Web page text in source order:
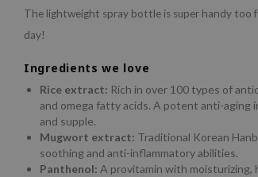
The lightweight spray bottle is super handy too
day!
Ingredients we love
Rice extract: Rich in over 100 types of
and omega fatty acids. A potent anti-aging
and supple.
Mugwort extract: Traditional Korean
soothing and anti-inflammatory abilities.
Panthenol: A provitamin with moisturizing,